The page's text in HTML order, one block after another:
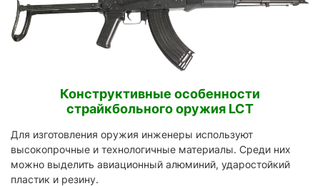
Конструктивные особенности
страйкбольного оружия LCT
Для изготовления оружия инженеры используют
высокопрочные и технологичные материалы. Среди них
можно выделить авиационный алюминий, ударостойкий
пластик и резину.